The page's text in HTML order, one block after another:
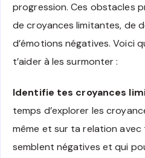
progression. Ces obstacles
de croyances limitantes, de
d’émotions négatives. Voici
t’aider à les surmonter :
Identifie tes croyances
temps d’explorer les
même et sur ta relation avec
semblent négatives et qui